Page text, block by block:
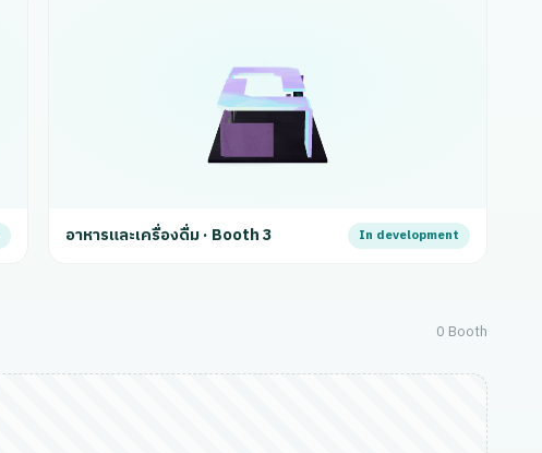
อาหารและเครื่องดื่ม · Booth 3 In development
0 Booth